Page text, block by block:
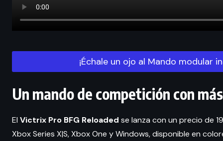
¡Échale un ojo al Mando modular
Un mando de competición con
El Victrix Pro BFG Reloaded se lanza con un precio de
Xbox Series X|S, Xbox One y Windows, disponible en